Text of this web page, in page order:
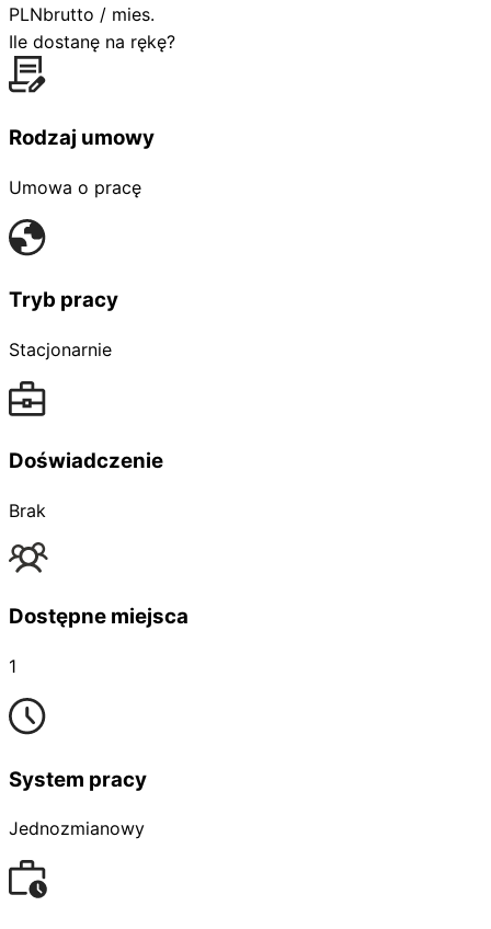
PLNbrutto / mies.
Ile dostanę na rękę?
Rodzaj umowy
Umowa o pracę
Tryb pracy
Stacjonarnie
Doświadczenie
Brak
Dostępne miejsca
1
System pracy
Jednozmianowy